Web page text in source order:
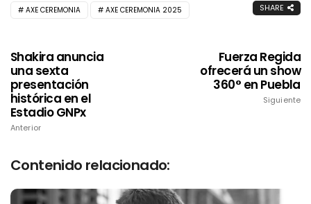
AXE CEREMONIA AXE CEREMONIA 2025 SHARE
Shakira anuncia
una sexta
presentación
histórica en el
Estadio GNPx
Anterior
Fuerza Regida
ofrecerá un show
360° en Puebla
Siguiente
Contenido relacionado: